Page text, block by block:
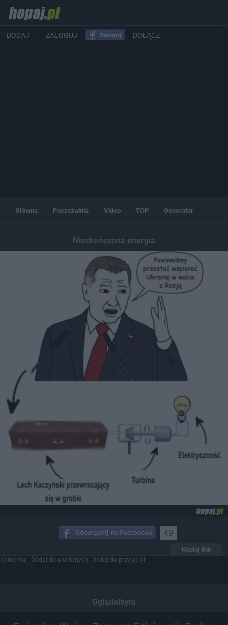
DODAJ ZALOGUJ DOŁĄCZ
Główna Poczekalnia Video TOP Generator
Nieskończona energia
49
Kopiuj link
Komentuj Dodaj do ulubionych Dodaj do przyjaciół
Oglądałbym